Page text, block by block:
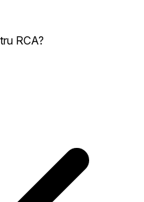
RCA?